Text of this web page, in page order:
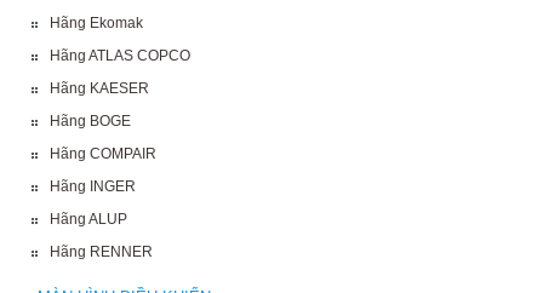
Hãng Ekomak
Hãng ATLAS COPCO
Hãng KAESER
Hãng BOGE
Hãng COMPAIR
Hãng INGER
Hãng ALUP
Hãng RENNER